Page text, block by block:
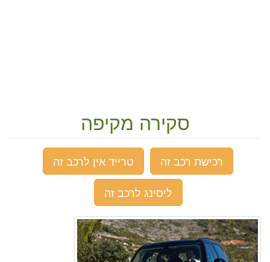
סקירה מקיפה
רכישת רכב זה
טרייד אין לרכב זה
ליסינג לרכב זה